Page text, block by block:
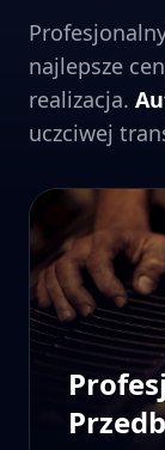
najlepsze
realizacja.
uczciwej